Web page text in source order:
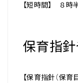
【短時間】 ８時
保育指
【保育指針（保育目